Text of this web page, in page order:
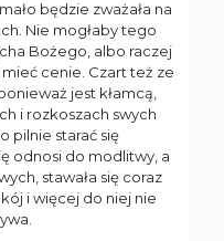
będzie zważała na
Nie mogłaby tego
Bożego, albo raczej
cenie. Czart też ze
jest kłamcą,
i rozkoszach swych
pilnie starać się
odnosi do modlitwy, a
stawała się coraz
i więcej do niej nie